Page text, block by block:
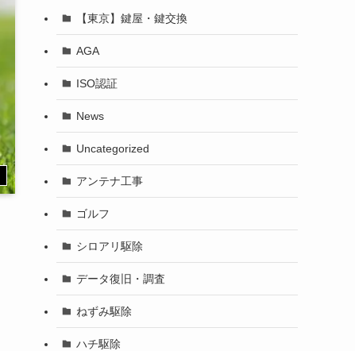
【東京】鍵屋・鍵交換
AGA
ISO認証
News
Uncategorized
アンテナ工事
ゴルフ
シロアリ駆除
データ復旧・調査
ねずみ駆除
ハチ駆除